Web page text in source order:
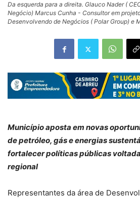
Da esquerda para a direita. Glauco Nader (
Negócio) Marcus Cunha - Consultor em
Desenvolvendo de Negócios ( Polar Group) e
Município aposta em novas
de petróleo, gás e energias
fortalecer políticas públicas
regional
Representantes da área de